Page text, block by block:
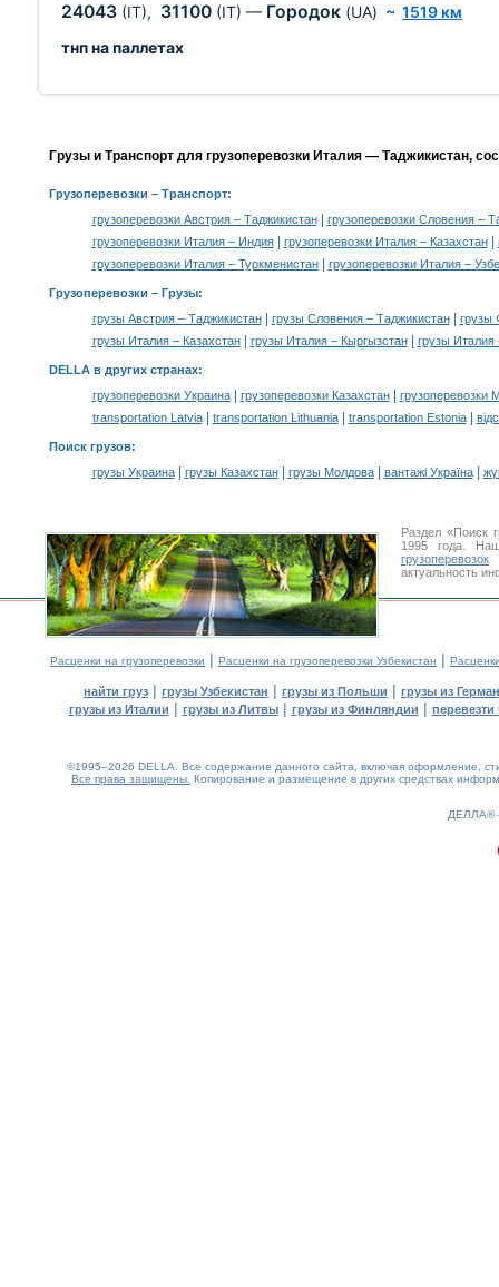
24043 (IT), 31100 (IT) — Городок (UA) ~ 1519 км
тнп на паллетах
Грузы и Транспорт для грузоперевозки Италия — Таджикистан,
Грузоперевозки – Транспорт:
грузоперевозки Австрия – Таджикистан|
грузоперевозки Словения –
грузоперевозки Италия – Индия| грузоперевозки Италия – Казахстан|
грузоперевозки Италия – Туркменистан| грузоперевозки Италия –
Грузоперевозки – Грузы:
грузы Австрия – Таджикистан| грузы Словения – Таджикистан|
грузы
грузы Италия – Казахстан| грузы Италия – Кыргызстан| грузы Италия
DELLA в других странах:
грузоперевозки Украина| грузоперевозки Казахстан|
грузоперевозки
transportation Latvia| transportation Lithuania| transportation Estonia|
Поиск грузов:
грузы Украина| грузы Казахстан| грузы Молдова| вантажі Україна|
Раздел «Поиск
1995 года.
грузоперевозок
актуальность
Расценки на грузоперевозки | Расценки на грузоперевозки Узбекистан |
найти груз | грузы Узбекистан | грузы из Польши | грузы из
грузы из Италии | грузы из Литвы| грузы из Финляндии | перевезти
©1995–2026 DELLA. Все содержание данного сайта, включая оформление,
Все права защищены. Копирование и размещение в других средствах